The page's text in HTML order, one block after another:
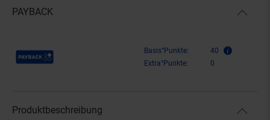
PAYBACK
Payback Punkte Basis°Punkte:
40
Extra°Punkte:
0
Produktbeschreibung